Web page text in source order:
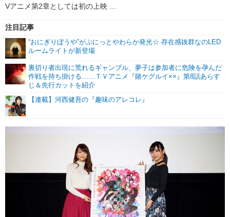
Vアニメ第2章としては初の上映 …
注目記事
“おにぎりぼうや”がぷにっとやわらか発光☆ 存在感抜群なのLED
ルームライトが新登場
裏切り者出現に荒れるギャンブル、夢子は参加者に危険を孕んだ
作戦を持ち掛ける……ＴＶアニメ『賭ケグルイ××』第8話あらす
じ＆先行カットを紹介
【連載】河西健吾の『趣味のアレコレ』